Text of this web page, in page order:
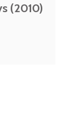
(2010)